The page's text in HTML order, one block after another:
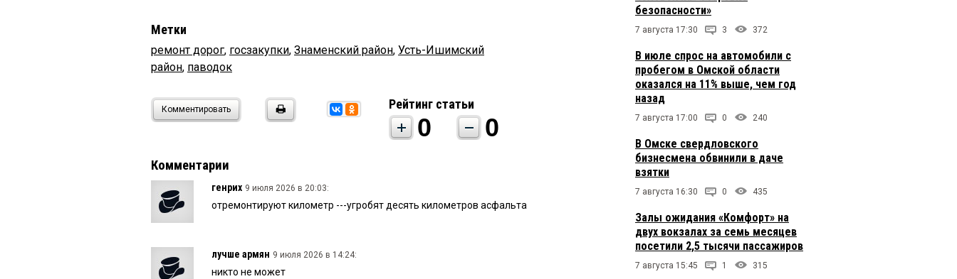
Метки
ремонт дорог, госзакупки, Знаменский район, Усть-Ишимский
район, паводок
Комментировать Рейтинг статьи
0 0
Комментарии
генрих 9 июля 2026 в 20:03:
отремонтируют километр ---угробят десять километров асфальта
лучше армян 9 июля 2026 в 14:24:
никто не может
безопасности»
7 августа 17:30 3 372
В июле спрос на автомобили с
пробегом в Омской области
оказался на 11% выше, чем год
назад
7 августа 17:00 0 240
В Омске свердловского
бизнесмена обвинили в даче
взятки
7 августа 16:30 0 435
Залы ожидания «Комфорт» на
двух вокзалах за семь месяцев
посетили 2,5 тысячи пассажиров
7 августа 15:45 1 315